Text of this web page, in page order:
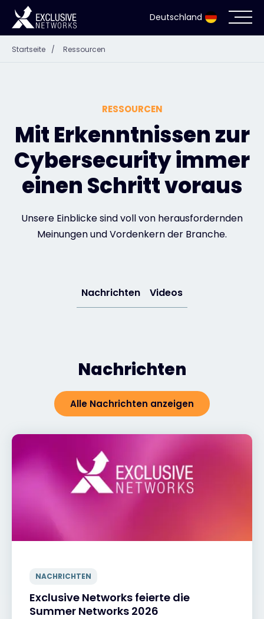
Deutschland
Ressourcen
Unternehmen
Partnerportal
Exclusive Access - Erfahren Sie mehr
#weareexclusive
Startseite / Ressourcen
RESSOURCEN
Mit Erkenntnissen zur
Cybersecurity immer
einen Schritt voraus
Unsere Einblicke sind voll von herausfordernden
Meinungen und Vordenkern der Branche.
Nachrichten Videos
Nachrichten
Alle Nachrichten anzeigen
NACHRICHTEN
Exclusive Networks feierte die
Summer Networks 2026